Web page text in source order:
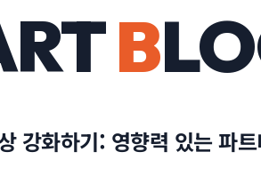
B
강화하기: 영향력 있는 파